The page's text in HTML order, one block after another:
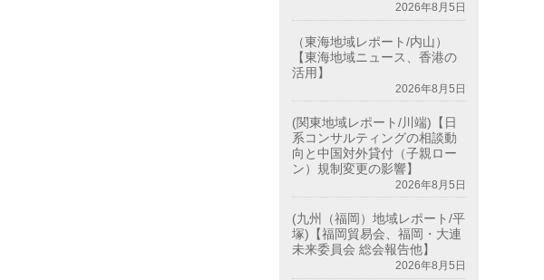
2026年8月5日
（東海地域レポート/内山）
【東海地域ニュース、香港の
活用】
2026年8月5日
(関東地域レポート/川端)【日
系コンサルティングの相談動
向と中国対外貸付（子親ロー
ン）規制変更の影響】
2026年8月5日
(九州（福岡）地域レポート/平
塚)【福岡貿易会、福岡・大連
未来委員会 総会報告他】
2026年8月5日